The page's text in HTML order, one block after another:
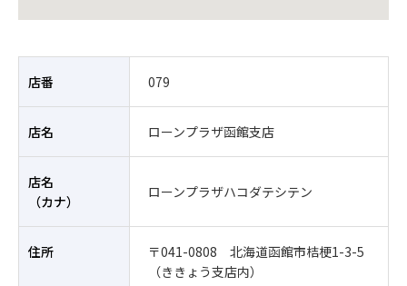
店番 079
店名 ローンプラザ函館支店
店名
（カナ）
ローンプラザハコダテシテン
住所
〒041-0808 北海道函館市桔梗1-3-5
（ききょう支店内）